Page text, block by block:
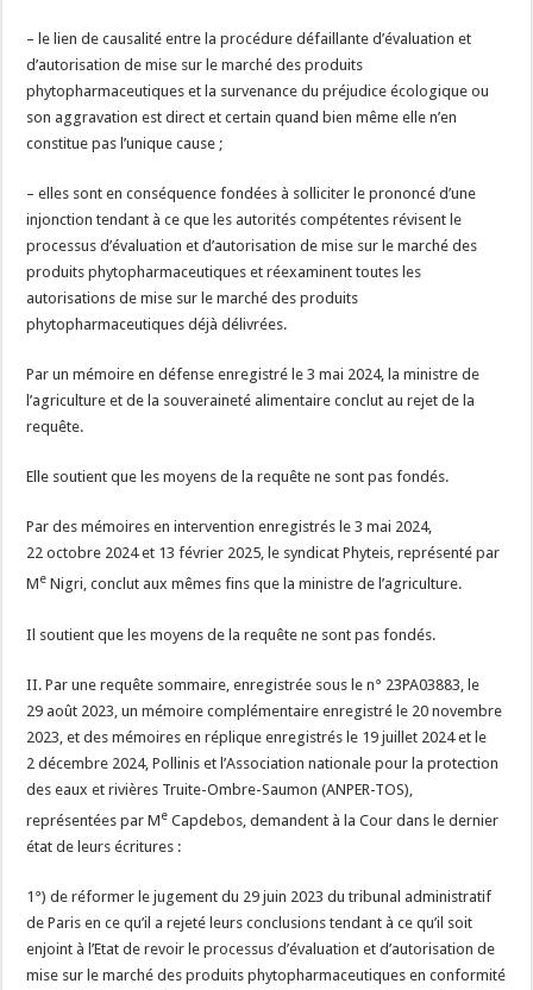
– le lien de causalité entre la procédure défaillante d’évaluation et
d’autorisation de mise sur le marché des produits
phytopharmaceutiques et la survenance du préjudice écologique ou
son aggravation est direct et certain quand bien même elle n’en
constitue pas l’unique cause ;
– elles sont en conséquence fondées à solliciter le prononcé d’une
injonction tendant à ce que les autorités compétentes révisent le
processus d’évaluation et d’autorisation de mise sur le marché des
produits phytopharmaceutiques et réexaminent toutes les
autorisations de mise sur le marché des produits
phytopharmaceutiques déjà délivrées.
Par un mémoire en défense enregistré le 3 mai 2024, la ministre de
l’agriculture et de la souveraineté alimentaire conclut au rejet de la
requête.
Elle soutient que les moyens de la requête ne sont pas fondés.
Par des mémoires en intervention enregistrés le 3 mai 2024,
22 octobre 2024 et 13 février 2025, le syndicat Phyteis, représenté par
Me Nigri, conclut aux mêmes fins que la ministre de l’agriculture.
Il soutient que les moyens de la requête ne sont pas fondés.
II. Par une requête sommaire, enregistrée sous le n° 23PA03883, le
29 août 2023, un mémoire complémentaire enregistré le 20 novembre
2023, et des mémoires en réplique enregistrés le 19 juillet 2024 et le
2 décembre 2024, Pollinis et l’Association nationale pour la protection
des eaux et rivières Truite-Ombre-Saumon (ANPER-TOS),
représentées par Me Capdebos, demandent à la Cour dans le dernier
état de leurs écritures :
1°) de réformer le jugement du 29 juin 2023 du tribunal administratif
de Paris en ce qu’il a rejeté leurs conclusions tendant à ce qu’il soit
enjoint à l’Etat de revoir le processus d’évaluation et d’autorisation de
mise sur le marché des produits phytopharmaceutiques en conformité